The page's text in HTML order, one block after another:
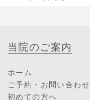
当院のご案内
ホーム
ご予約・お問い合わせ
初めての方へ